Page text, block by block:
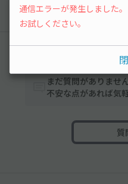
まだ質問がありませ
不安な点があれば気
質
通信エラーが発生しました
お試しください。